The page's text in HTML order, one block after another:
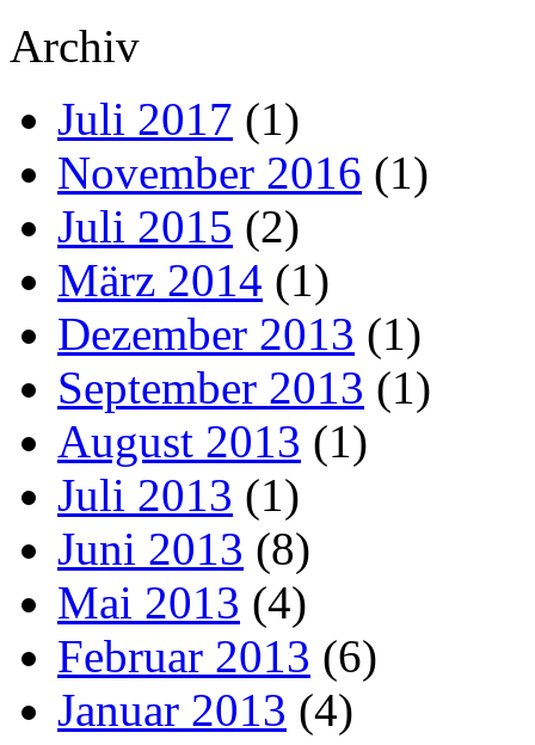
Archiv
Juli 2017 (1)
November 2016 (1)
Juli 2015 (2)
März 2014 (1)
Dezember 2013 (1)
September 2013 (1)
August 2013 (1)
Juli 2013 (1)
Juni 2013 (8)
Mai 2013 (4)
Februar 2013 (6)
Januar 2013 (4)